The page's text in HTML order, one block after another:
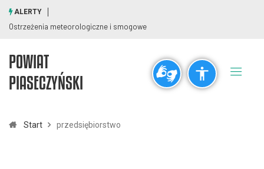
visibility_off title
ALERTY
Ostrzeżenia meteorologiczne i smogowe
POWIAT
PIASECZYŃSKI
Start przedsiębiorstwo